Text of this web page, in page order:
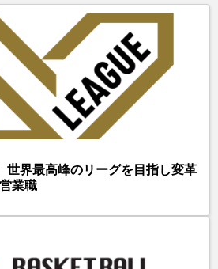
世界最高峰のリーグを目指し変革
業職